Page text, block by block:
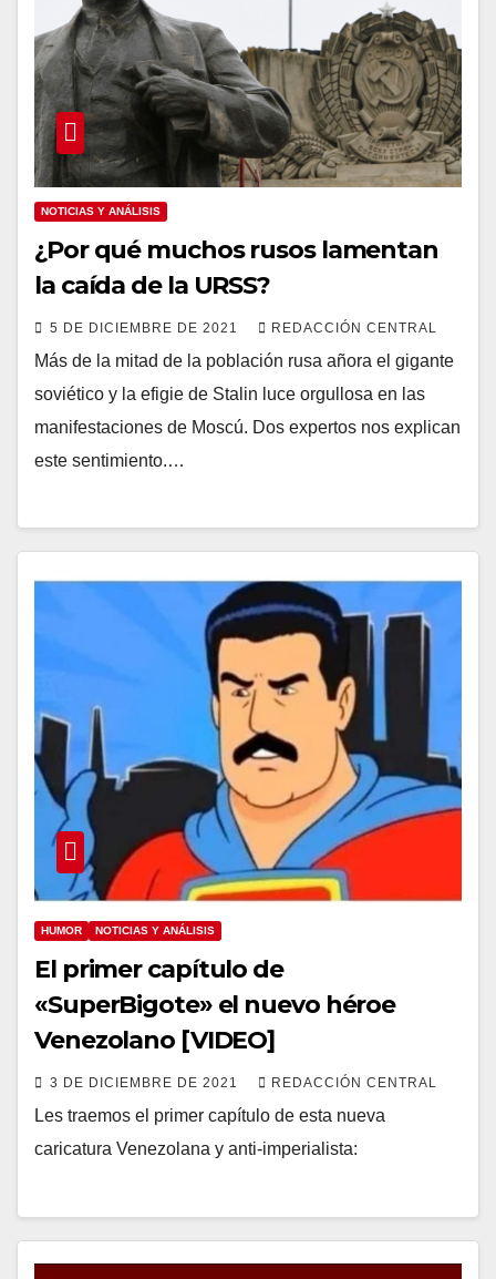
NOTICIAS Y ANÁLISIS
¿Por qué muchos rusos lamentan
la caída de la URSS?
5 DE DICIEMBRE DE 2021 REDACCIÓN CENTRAL
Más de la mitad de la población rusa añora el gigante
soviético y la efigie de Stalin luce orgullosa en las
manifestaciones de Moscú. Dos expertos nos explican
este sentimiento.…
HUMOR NOTICIAS Y ANÁLISIS
El primer capítulo de
«SuperBigote» el nuevo héroe
Venezolano [VIDEO]
3 DE DICIEMBRE DE 2021 REDACCIÓN CENTRAL
Les traemos el primer capítulo de esta nueva
caricatura Venezolana y anti-imperialista: